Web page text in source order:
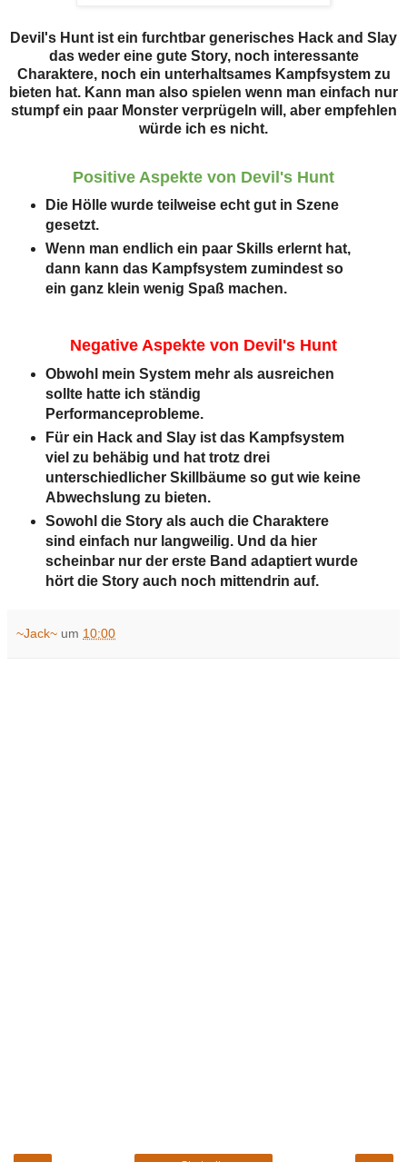
Devil's Hunt ist ein furchtbar generisches Hack and Slay
das weder eine gute Story, noch interessante
Charaktere, noch ein unterhaltsames Kampfsystem zu
bieten hat. Kann man also spielen wenn man einfach nur
stumpf ein paar Monster verprügeln will, aber empfehlen
würde ich es nicht.
Positive Aspekte von Devil's Hunt
Die Hölle wurde teilweise echt gut in Szene
gesetzt.
Wenn man endlich ein paar Skills erlernt hat,
dann kann das Kampfsystem zumindest so
ein ganz klein wenig Spaß machen.
Negative Aspekte von Devil's Hunt
Obwohl mein System mehr als ausreichen
sollte hatte ich ständig
Performanceprobleme.
Für ein Hack and Slay ist das Kampfsystem
viel zu behäbig und hat trotz drei
unterschiedlicher Skillbäume so gut wie keine
Abwechslung zu bieten.
Sowohl die Story als auch die Charaktere
sind einfach nur langweilig. Und da hier
scheinbar nur der erste Band adaptiert wurde
hört die Story auch noch mittendrin auf.
~Jack~ um 10:00